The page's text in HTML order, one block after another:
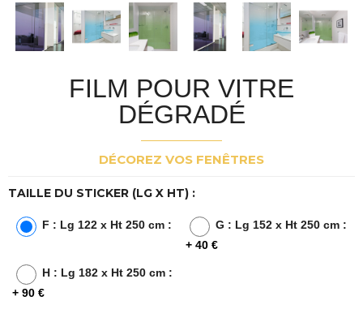
FILM POUR VITRE
DÉGRADÉ
DÉCOREZ VOS FENÊTRES
TAILLE DU STICKER (LG X HT) :
F : Lg 122 x Ht 250 cm :
G : Lg 152 x Ht 250 cm :
+ 40 €
H : Lg 182 x Ht 250 cm :
+ 90 €